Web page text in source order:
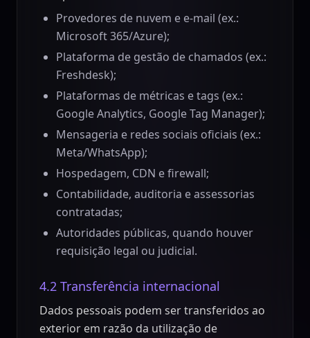
Provedores de nuvem e e-mail (ex.:
Microsoft 365/Azure);
Plataforma de gestão de chamados (ex.:
Freshdesk);
Plataformas de métricas e tags (ex.:
Google Analytics, Google Tag Manager);
Mensageria e redes sociais oficiais (ex.:
Meta/WhatsApp);
Hospedagem, CDN e firewall;
Contabilidade, auditoria e assessorias
contratadas;
Autoridades públicas, quando houver
requisição legal ou judicial.
4.2 Transferência internacional
Dados pessoais podem ser transferidos ao
exterior em razão da utilização de